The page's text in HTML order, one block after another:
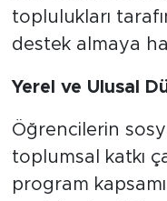
toplulukları
destek almaya
Yerel ve Ulusal
Öğrencilerin
toplumsal katkı
program